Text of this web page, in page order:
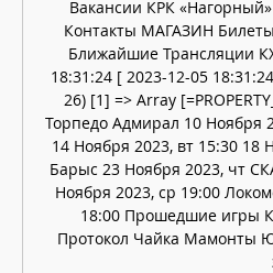
Вакансии КРК
Контакты МАГАЗИН
Ближайшие Трансляции
18:31:24 [ 2023-12-05
26) [1] => Array
Торпедо Адмирал 10 Ноября
14 Ноября 2023, вт 15:30
Барыс 23 Ноября 2023, чт
Ноября 2023, ср 19:00
18:00 Прошедшие игры
Протокол Чайка Мамонты